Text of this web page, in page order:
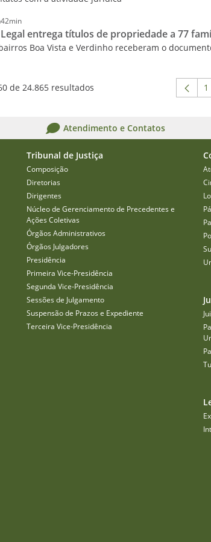
entrega títulos de propriedade a 77
Boa Vista e Verdinho receberam o
de 24.865 resultados 1
Atendimento e Contatos
Tribunal de Justiça
Composição
Diretorias
Dirigentes
Núcleo de Gerenciamento de Precedentes e
Ações Coletivas
Órgãos Administrativos
Órgãos Julgadores
Presidência
Primeira Vice-Presidência
Segunda Vice-Presidência
Sessões de Julgamento
Suspensão de Prazos e Expediente
Terceira Vice-Presidência